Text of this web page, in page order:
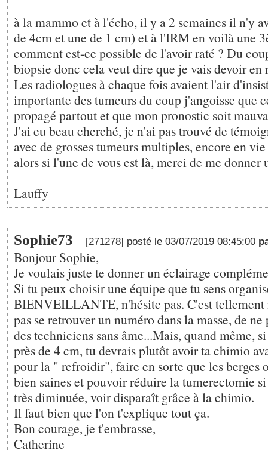
à la mammo et à l'écho, il y a 2 semaines il n'y
de 4cm et une de 1 cm) et à l'IRM en voilà une
comment est-ce possible de l'avoir raté ? Du
biopsie donc cela veut dire que je vais devoir en
Les radiologues à chaque fois avaient l'air
importante des tumeurs du coup j'angoisse que
propagé partout et que mon pronostic soit
J'ai eu beau cherché, je n'ai pas trouvé de
avec de grosses tumeurs multiples, encore en
alors si l'une de vous est là, merci de me donner
Lauffy
Sophie73 [271278] posté le 03/07/2019 08:45:00
Bonjour Sophie,
Je voulais juste te donner un éclairage
Si tu peux choisir une équipe que tu sens
BIENVEILLANTE, n'hésite pas. C'est
pas se retrouver un numéro dans la masse, de
des techniciens sans âme...Mais, quand même,
près de 4 cm, tu devrais plutôt avoir ta chimio
pour la " refroidir", faire en sorte que les berges
bien saines et pouvoir réduire la tumerectomie
très diminuée, voir disparaît grâce à la chimio.
Il faut bien que l'on t'explique tout ça.
Bon courage, je t'embrasse,
Catherine